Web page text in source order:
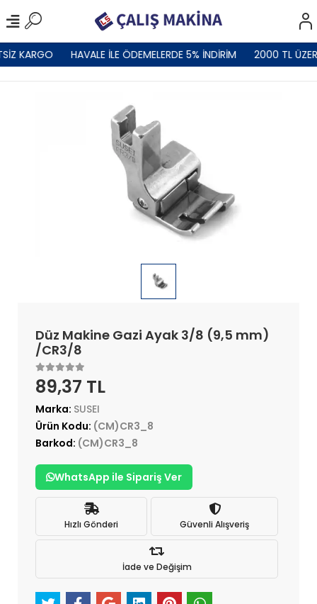
KARGO HAVALE İLE ÖDEMELERDE 5% İNDİRİM 2000 TL
Düz Makine Gazi Ayak 3/8 (9,5 mm)
/CR3/8
89,37 TL
Marka: SUSEI
Ürün Kodu: (CM)CR3_8
Barkod: (CM)CR3_8
WhatsApp ile Sipariş Ver
Hızlı Gönderi Güvenli Alışveriş
İade ve Değişim